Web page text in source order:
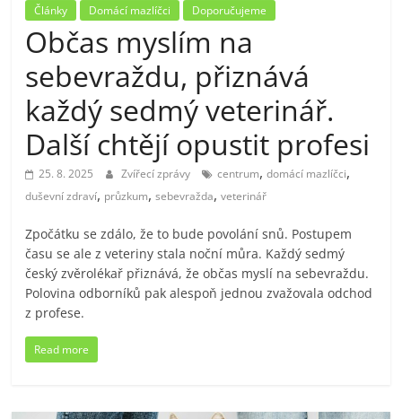
Články Domácí mazlíčci Doporučujeme
Občas myslím na
sebevraždu, přiznává
každý sedmý veterinář.
Další chtějí opustit profesi
25. 8. 2025 Zvířecí zprávy centrum,domácí mazlíčci,
duševní zdraví, průzkum,sebevražda,veterinář
Zpočátku se zdálo, že to bude povolání snů. Postupem
času se ale z veteriny stala noční můra. Každý sedmý
český zvěrolékař přiznává, že občas myslí na sebevraždu.
Polovina odborníků pak alespoň jednou zvažovala odchod
z profese.
Read more